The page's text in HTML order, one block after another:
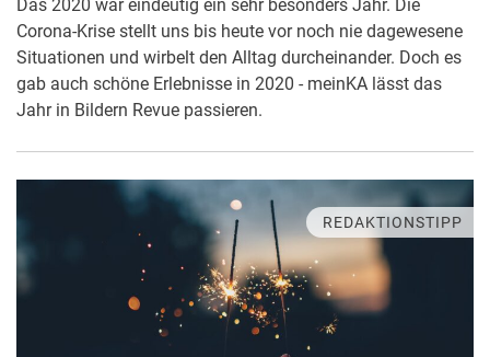
Das 2020 war eindeutig ein sehr besonders Jahr. Die
Corona-Krise stellt uns bis heute vor noch nie dagewesene
Situationen und wirbelt den Alltag durcheinander. Doch es
gab auch schöne Erlebnisse in 2020 - meinKA lässt das
Jahr in Bildern Revue passieren.
REDAKTIONSTIPP